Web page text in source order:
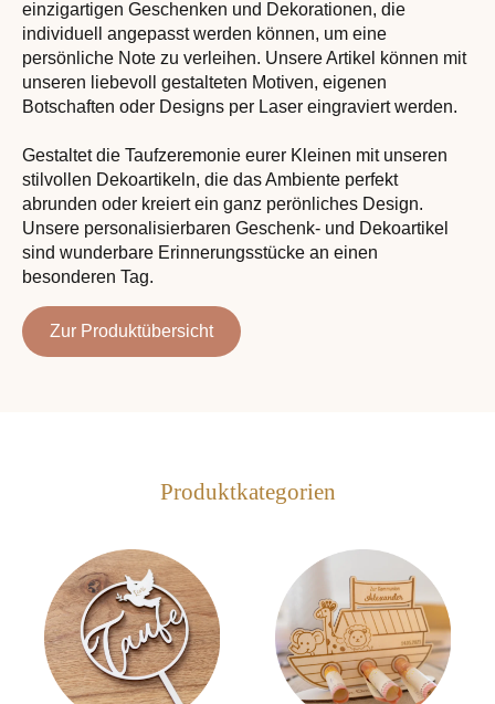
einzigartigen Geschenken und Dekorationen, die
individuell angepasst werden können, um eine
persönliche Note zu verleihen. Unsere Artikel können mit
unseren liebevoll gestalteten Motiven, eigenen
Botschaften oder Designs per Laser eingraviert werden.
Gestaltet die Taufzeremonie eurer Kleinen mit unseren
stilvollen Dekoartikeln, die das Ambiente perfekt
abrunden oder kreiert ein ganz perönliches Design.
Unsere personalisierbaren Geschenk- und Dekoartikel
sind wunderbare Erinnerungsstücke an einen
besonderen Tag.
Zur Produktübersicht
Produktkategorien